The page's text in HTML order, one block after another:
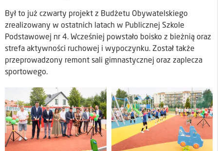
Był to już czwarty projekt z Budżetu Obywatelskiego
zrealizowany w ostatnich latach w Publicznej Szkole
Podstawowej nr 4. Wcześniej powstało boisko z bieżnią oraz
strefa aktywności ruchowej i wypoczynku. Został także
przeprowadzony remont sali gimnastycznej oraz zaplecza
sportowego.